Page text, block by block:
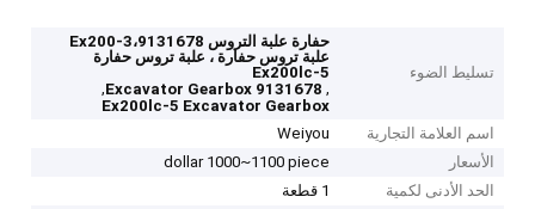
تسليط الضوء
حفارة علبة التروس Ex200-3،9131678
علبة تروس حفارة ، علبة تروس حفارة
Ex200lc-5
,
9131678 Excavator Gearbox
,
Ex200lc-5 Excavator Gearbox
اسم العلامة التجارية
Weiyou
الأسعار
dollar 1000~1100 piece
الحد الأدنى لكمية
1 قطعة